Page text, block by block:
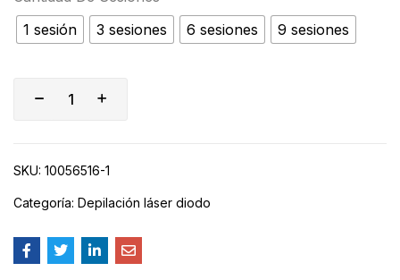
1 sesión
3 sesiones 6 sesiones 9 sesiones
SKU: 10056516-1
Categoría: Depilación láser diodo